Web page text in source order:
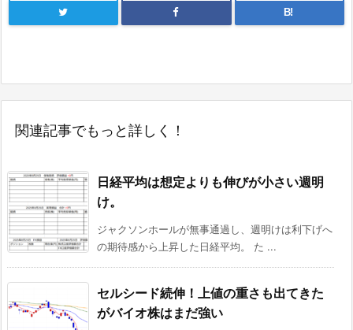
B!
関連記事でもっと詳しく！
日経平均は想定よりも伸びが小さい週明
け。
ジャクソンホールが無事通過し、週明けは利下げへ
の期待感から上昇した日経平均。 た ...
セルシード続伸！上値の重さも出てきた
がバイオ株はまだ強い